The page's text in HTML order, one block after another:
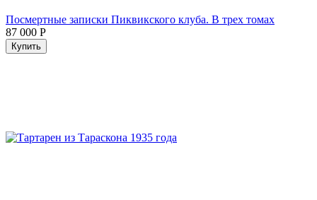
Посмертные записки Пиквикского клуба. В трех томах
87 000 Р
Купить